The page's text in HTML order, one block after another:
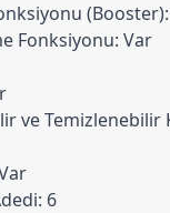
Fonksiyonu: Var
ve Temizlenebilir
6